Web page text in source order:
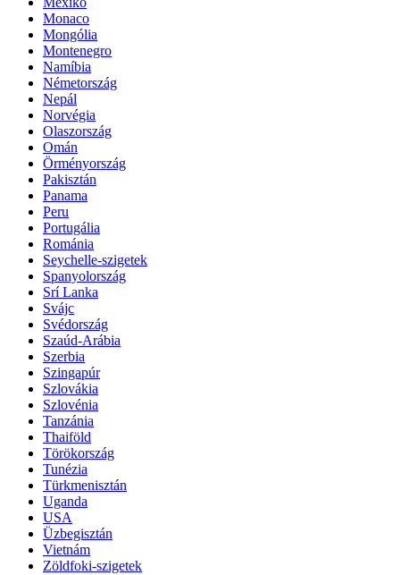
Monaco
Mongólia
Montenegro
Namíbia
Németország
Nepál
Norvégia
Olaszország
Omán
Örményország
Pakisztán
Panama
Peru
Portugália
Románia
Seychelle-szigetek
Spanyolország
Srí Lanka
Svájc
Svédország
Szaúd-Arábia
Szerbia
Szingapúr
Szlovákia
Szlovénia
Tanzánia
Thaiföld
Törökország
Tunézia
Türkmenisztán
Uganda
USA
Üzbegisztán
Vietnám
Zöldfoki-szigetek